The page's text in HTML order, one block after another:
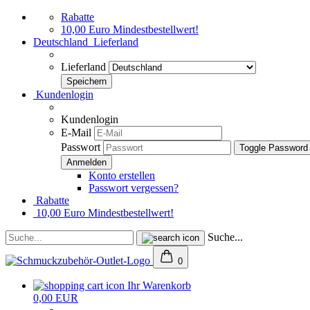
Rabatte
10,00 Euro Mindestbestellwert!
Deutschland Lieferland
Lieferland
Kundenlogin
Kundenlogin
E-Mail
Passwort
Toggle
Konto erstellen
Passwort vergessen?
Rabatte
10,00 Euro Mindestbestellwert!
Suche...
0
Ihr Warenkorb
0,00 EUR